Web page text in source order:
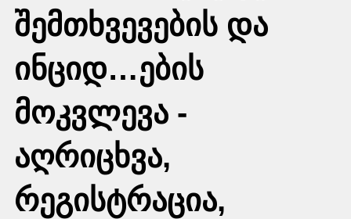
შემთხვევების და
ინციდ…ების
მოკვლევა -
აღრიცხვა,
რეგისტრაცია,